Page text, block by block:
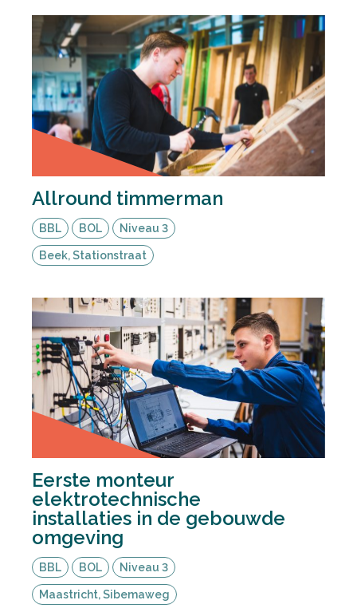
Allround timmerman
BBL BOL Niveau 3
Beek, Stationstraat
Eerste monteur
elektrotechnische
installaties in de gebouwde
omgeving
BBL BOL Niveau 3
Maastricht, Sibemaweg